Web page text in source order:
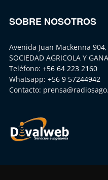
SOBRE NOSOTROS
Avenida Juan Mackenna
SOCIEDAD AGRICOLA Y
Teléfono: +56 64 223 2160
Whatsapp: +56 9 57244942
Contacto: